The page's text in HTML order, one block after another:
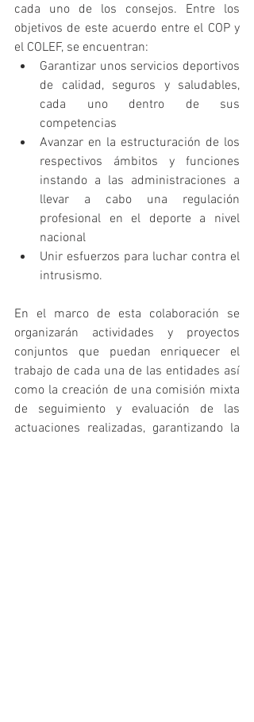
cada uno de los consejos. Entre los
objetivos de este acuerdo entre el COP y
el COLEF, se encuentran:
Garantizar unos servicios deportivos
de calidad, seguros y saludables,
cada uno dentro de sus
competencias
Avanzar en la estructuración de los
respectivos ámbitos y funciones
instando a las administraciones a
llevar a cabo una regulación
profesional en el deporte a nivel
nacional
Unir esfuerzos para luchar contra el
intrusismo.
En el marco de esta colaboración se
organizarán actividades y proyectos
conjuntos que puedan enriquecer el
trabajo de cada una de las entidades así
como la creación de una comisión mixta
de seguimiento y evaluación de las
actuaciones realizadas, garantizando la